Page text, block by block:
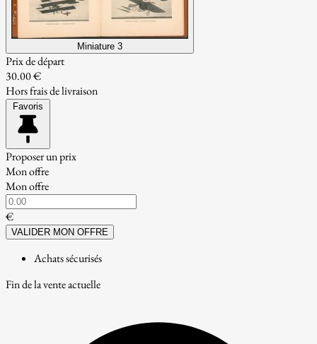
Miniature 3
Prix de départ
30.00 €
Hors frais de livraison
Favoris
Proposer un prix
Mon offre
Mon offre
€
VALIDER MON OFFRE
Achats sécurisés
Fin de la vente actuelle